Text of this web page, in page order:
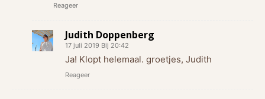
Reageer
Judith Doppenberg
17 juli 2019 Bij 20:42
Ja! Klopt helemaal. groetjes, Judith
Reageer